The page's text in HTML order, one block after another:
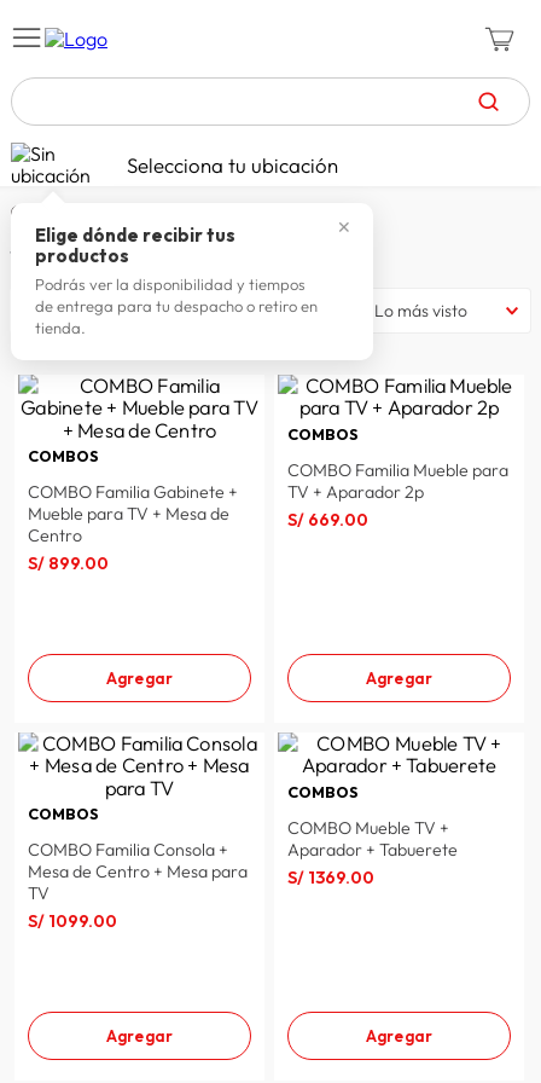
TÉRMINOS MÁS BUSCADOS
1. celulares
2. zapatillas mujer
3. zapatillas hombre
4. moda
5. zapatillas
6. tv
laptop
8. terrex
9. lavadora
10. spiderman
Selecciona tu ubicación
✕
Elige dónde recibir tus
productos
Podrás ver la disponibilidad y tiempos
de entrega para tu despacho o retiro en
tienda.
muebles y organizacion muebles
COMBOS MUEBLES DE TV
4 productos
filtrar Lo más visto
COMBOS
COMBO Familia Gabinete +
Mueble para TV + Mesa de
Centro
S/ 899.00
Agregar
COMBOS
COMBO Familia Mueble para
TV + Aparador 2p
S/ 669.00
Agregar
COMBOS
COMBO Familia Consola +
Mesa de Centro + Mesa para
TV
S/ 1099.00
Agregar
COMBOS
COMBO Mueble TV +
Aparador + Tabuerete
S/ 1369.00
Agregar